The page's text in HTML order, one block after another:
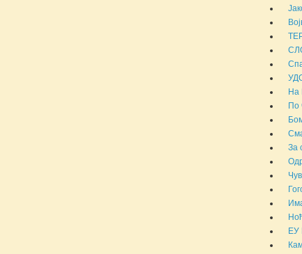
На
По
За
ЕУ